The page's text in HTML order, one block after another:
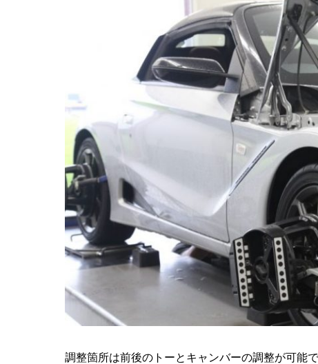
調整箇所は前後のトーとキャンバーの調整が可能で